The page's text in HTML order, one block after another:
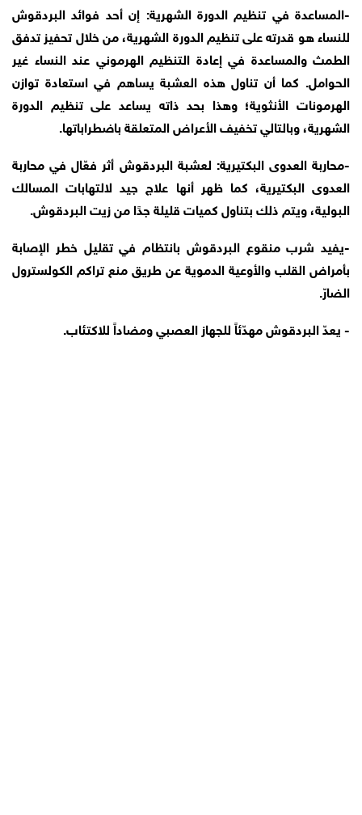
-المساعدة في تنظيم الدورة الشهرية: إن أحد فوائد البردقوش
للنساء هو قدرته على تنظيم الدورة الشهرية، من خلال تحفيز تدفق
الطمث والمساعدة في إعادة التنظيم الهرموني عند النساء غير
الحوامل. كما أن تناول هذه العشبة يساهم في استعادة توازن
الهرمونات الأنثوية؛ وهذا بحد ذاته يساعد على تنظيم الدورة
الشهرية، وبالتالي تخفيف الأعراض المتعلقة باضطراباتها.
-محاربة العدوى البكتيرية: لعشبة البردقوش أثر فعّال في محاربة
العدوى البكتيرية، كما ظهر أنها علاج جيد لالتهابات المسالك
البولية، ويتم ذلك بتناول كميات قليلة جدًا من زيت البردقوش.
-يفيد شرب منقوع البردقوش بانتظام في تقليل خطر الإصابة
بأمراض القلب والأوعية الدموية عن طريق منع تراكم الكولسترول
الضارّ.
- يعدّ البردقوش مهدّئاً للجهاز العصبي ومضاداً للاكتئاب.